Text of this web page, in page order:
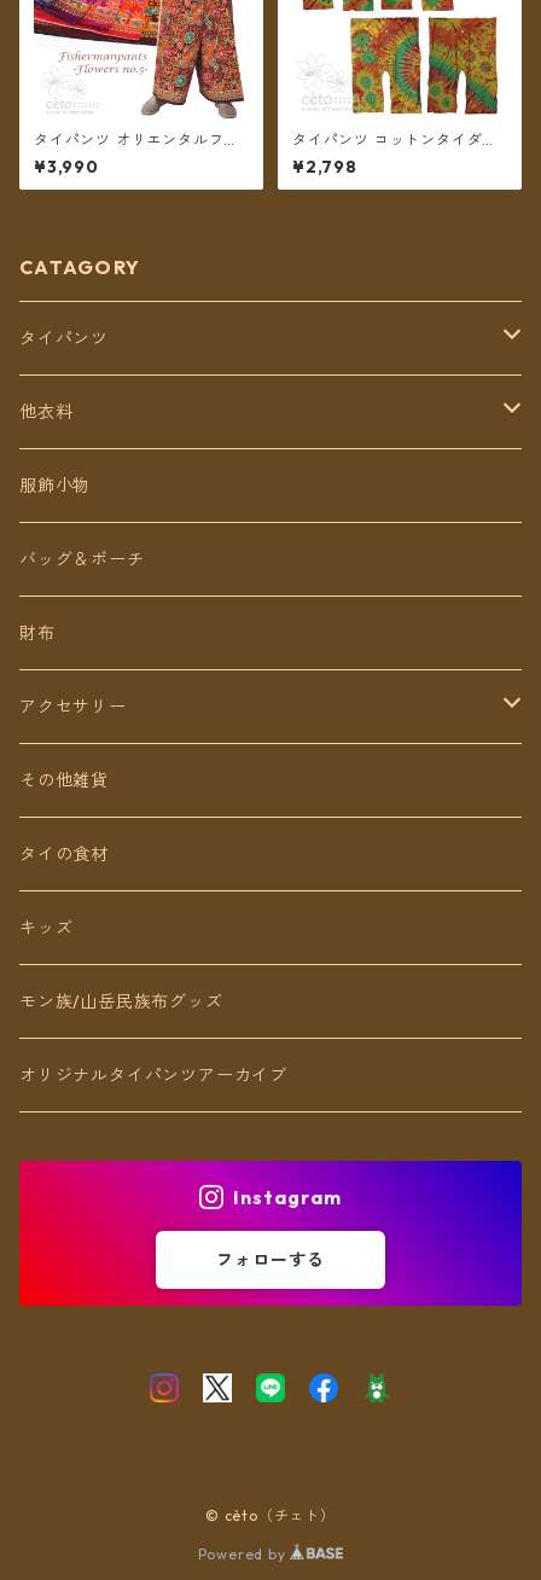
タイパンツ オリエンタルフラ
ワー 7カラー リゾパン No.5 ロ
ング丈【メール便送料無料】
¥3,990
タイパンツ コットンタイダイ
ミディアム丈（グリーン系）
★全4種★【メール便送料無
料】
¥2,798
CATAGORY
タイパンツ
定番無地タイパンツ
チェトオリジナル
ロング丈
ミディアム丈
ショート丈
Baby&Kids
他衣料
トップス
ワンピース
パンツ
スカート
キッズ
服飾小物
バッグ＆ポーチ
財布
アクセサリー
ピアス（イヤリング）
ネックレス
リング
ブレスレット
アンクレット
その他雑貨
タイの食材
キッズ
モン族/山岳民族布グッズ
オリジナルタイパンツアーカイブ
Instagram
フォローする
© cèto（チェト）
Powered by